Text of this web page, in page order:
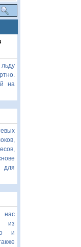
на
для
нас
из
и